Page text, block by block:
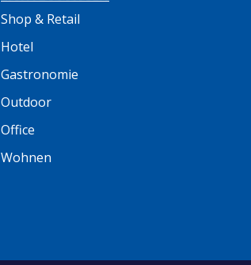
Shop & Retail
Hotel
Gastronomie
Outdoor
Office
Wohnen